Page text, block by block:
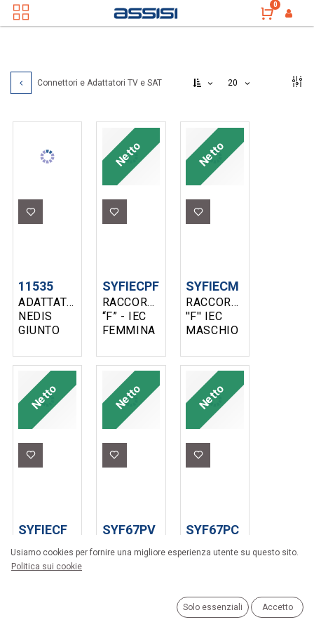
0
Connettori e Adattatori TV e SAT 20
ADATTATORE
NEDIS
GIUNTO
ANTENNA
SPINA TV
- SPINA
TV
11535
Netto
RACCORDO
“F” - IEC
FEMMINA
SYNCRO
SYFIECPF
Netto
RACCORDO
''F'' IEC
MASCHIO
SYFIECM
Netto
RACCORDO
“F” - IEC
FEMMINA
SYFIECF
Netto
CONNETTORE
F 6,7MM
SYF67PV
Netto
CONNETTORE
F 6,7MM
SYNCRO
SYF67PC
Usiamo cookies per fornire una migliore esperienza utente su questo sito.
Politica sui cookie
Solo essenziali Accetto